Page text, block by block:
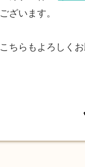
ございます。
こちらもよろしくお